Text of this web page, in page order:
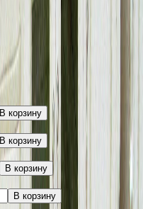
В корзину
В корзину
В корзину
В корзину